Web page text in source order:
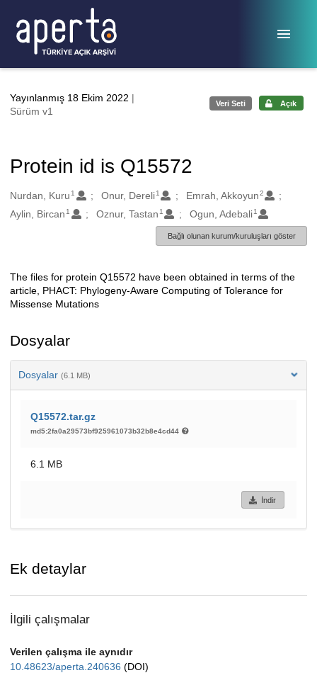
Yayınlanmış 18 Ekim 2022 |
Sürüm v1
Veri Seti Açık
Protein id is Q15572
Oluşturanlar
Nurdan, Kuru 1 Onur, Dereli 1 Emrah, Akkoyun2
Aylin, Bircan 1 Oznur, Tastan 1 Ogun, Adebali 1
Bağlı olunan kurum/kuruluşları göster
Açıklama
The files for protein Q15572 have been obtained in terms of the
article, PHACT: Phylogeny-Aware Computing of Tolerance for
Missense Mutations
Dosyalar
Dosyalar (6.1 MB)
Q15572.tar.gz
md5:2fa0a29573bf925961073b32b8e4cd44
6.1 MB
İndir
Ek detaylar
İlgili çalışmalar
Verilen çalışma ile aynıdır
10.48623/aperta.240636 (DOI)